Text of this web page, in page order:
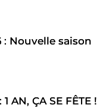
: Nouvelle saison
AN, ÇA SE FÊTE !